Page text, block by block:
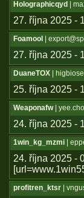
Holographicqyd |
27. října 2025 -
Foamool |
27. října 2025 -
DuaneTOX |
25. října 2025 -
Weaponafw|
24. října 2025 -
1win_kg_mzmi |
24. října 2025 -
profitren_ktsr |